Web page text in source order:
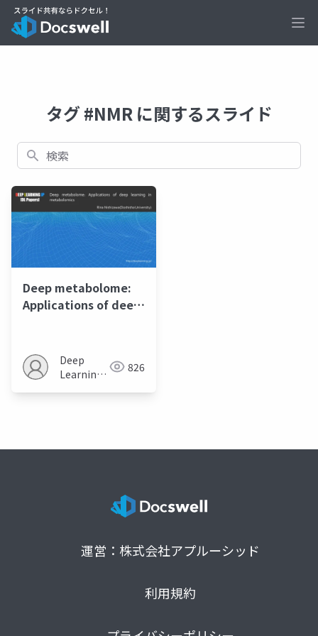
タグ #NMR に関するスライド
検索
Deep metabolome:
Applications of deep
Deep
Learning
826
運営：株式会社アプルーシッド
利用規約